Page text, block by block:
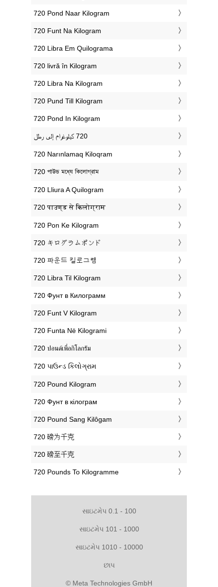
‎720 Pond Naar Kilogram
‎720 Funt Na Kilogram
‎720 Libra Em Quilograma
‎720 livră în Kilogram
‎720 Libra Na Kilogram
‎720 Pund Till Kilogram
‎720 Pond In Kilogram
‎720 Narınlamaq Kiloqram
‎720 পাউন্ড মধ্যে কিলোগ্রাম
‎720 Lliura A Quilogram
‎720 पाउण्ड से किलोग्राम
‎720 Pon Ke Kilogram
‎720 キログラムポンド
‎720 파운드 킬로그램
‎720 Libra Til Kilogram
‎720 Фунт в Килограмм
‎720 Funt V Kilogram
‎720 Funta Në Kilogrami
‎720 ปอนด์เพื่อกิโลกรัม
‎720 પાઉન્ડ કિલોગ્રામ
‎720 Pound Kilogram
‎720 Фунт в кілограм
‎720 Pound Sang Kilôgam
‎720 磅为千克
‎720 磅至千克
‎720 Pounds To Kilogramme
સાઇટમેપ 0.1 - 100
સાઇટમેપ 101 - 1000
સાઇટમેપ 1010 - 10000
છાપ
© Meta Technologies GmbH